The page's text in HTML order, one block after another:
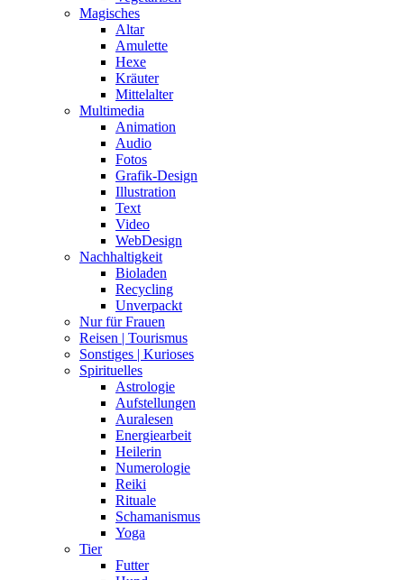
Magisches
Altar
Amulette
Hexe
Kräuter
Mittelalter
Multimedia
Animation
Audio
Fotos
Grafik-Design
Illustration
Text
Video
WebDesign
Nachhaltigkeit
Bioladen
Recycling
Unverpackt
Nur für Frauen
Reisen | Tourismus
Sonstiges | Kurioses
Spirituelles
Astrologie
Aufstellungen
Auralesen
Energiearbeit
Heilerin
Numerologie
Reiki
Rituale
Schamanismus
Yoga
Tier
Futter